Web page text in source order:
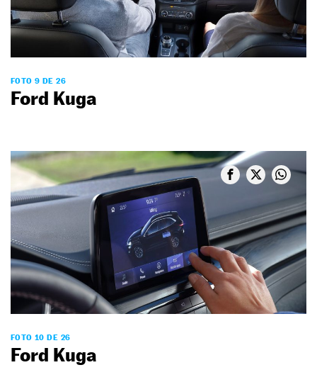
FOTO 9 DE 26
Ford Kuga
FOTO 10 DE 26
Ford Kuga